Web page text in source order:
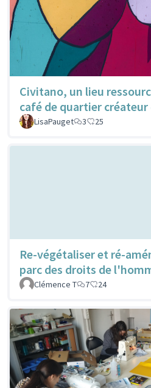
Civitano, un lieu
café de quartier créateur
LisaPauget
3 25
Re-végétaliser et ré-
parc des droits de
Clémence T
7 24